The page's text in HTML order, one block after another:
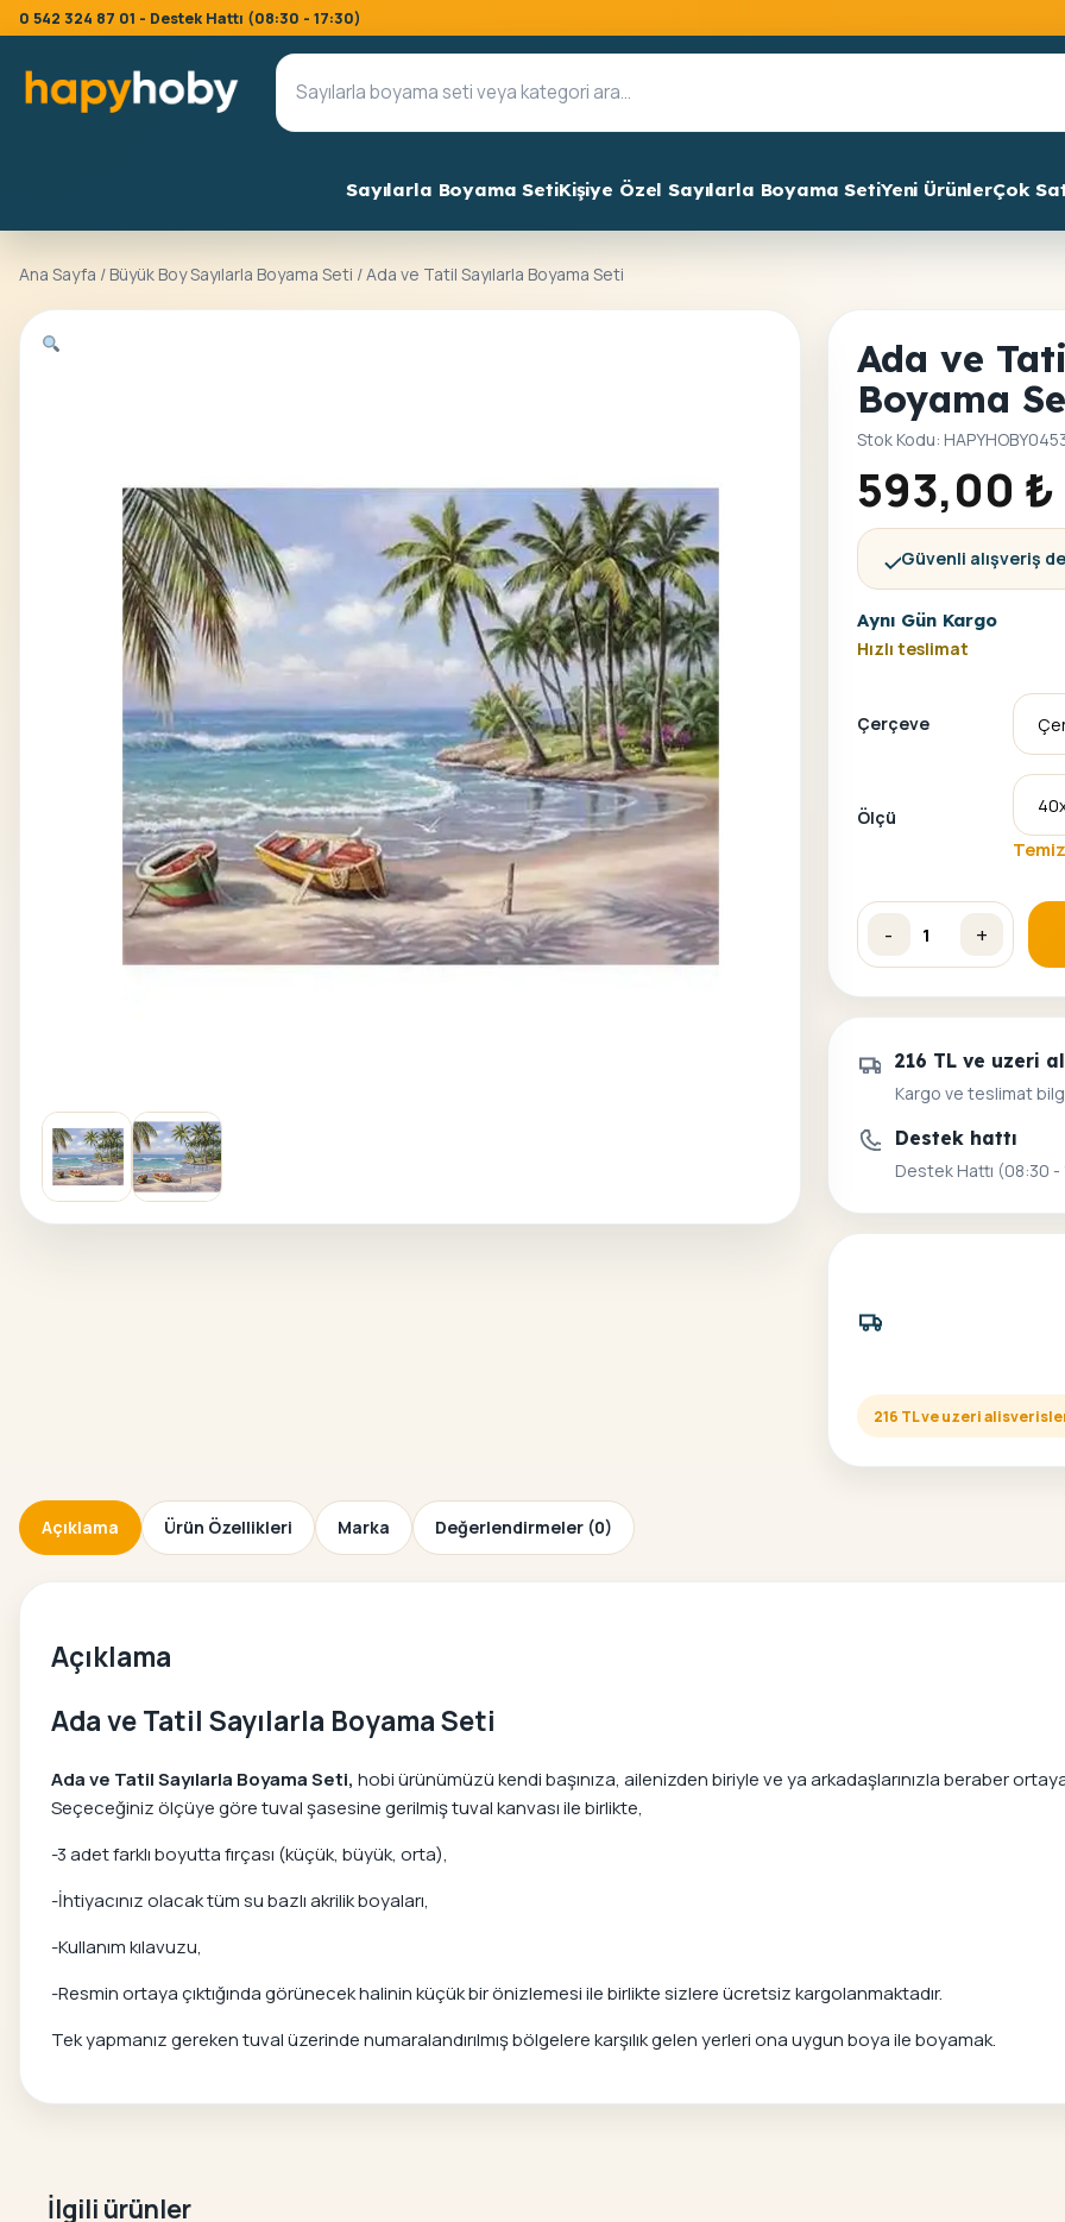
0 542 324 87 01 - Destek Hattı (08:30 - 17:30)
Sayılarla Boyama SetiKişiye Özel Sayılarla Boyama SetiYeni ÜrünlerÇok
Ana Sayfa / Büyük Boy Sayılarla Boyama Seti / Ada ve Tatil Sayılarla Boyama Seti
Ada ve
Boyama
Stok Kodu:
593,00 ₺
Güvenli alışveriş
Aynı Gün Kargo
Hızlı teslimat
Çerçeve
Ölçü
-
Ada ve Tatil Sayılarla
+
216 TL ve uzeri
Kargo ve teslimat
Destek hattı
Destek Hattı (08:30 -
216 TL ve uzeri
Açıklama Ürün Özellikleri Marka Değerlendirmeler (0)
Açıklama
Ada ve Tatil Sayılarla Boyama Seti
Ada ve Tatil Sayılarla Boyama Seti, hobi ürünümüzü kendi başınıza, ailenizden biriyle ve ya arkadaşlarınızla beraber
Seçeceğiniz ölçüye göre tuval şasesine gerilmiş tuval kanvası ile birlikte,
-3 adet farklı boyutta fırçası (küçük, büyük, orta),
-İhtiyacınız olacak tüm su bazlı akrilik boyaları,
-Kullanım kılavuzu,
-Resmin ortaya çıktığında görünecek halinin küçük bir önizlemesi ile birlikte sizlere ücretsiz kargolanmaktadır.
Tek yapmanız gereken tuval üzerinde numaralandırılmış bölgelere karşılık gelen yerleri ona uygun boya ile boyamak.
İlgili ürünler